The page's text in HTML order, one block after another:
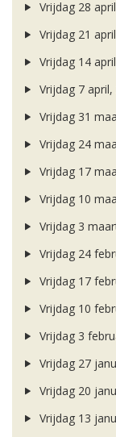
Vrijdag 28
Vrijdag 21
Vrijdag 14
Vrijdag 7
Vrijdag 31
Vrijdag 24
Vrijdag 17
Vrijdag 10
Vrijdag 3
Vrijdag 24
Vrijdag 17
Vrijdag 10
Vrijdag 3
Vrijdag 27
Vrijdag 20
Vrijdag 13